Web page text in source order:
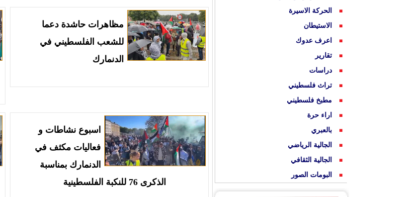
الحركة الاسيرة
الاستيطان
اعرف عدوك
تقارير
دراسات
تراث فلسطيني
مطبخ فلسطيني
اراء حرة
بالعبري
الجالية الرياضي
الجالية الثقافي
البومات الصور
مظاهرات حاشدة دعما
للشعب الفلسطيني في
الدنمارك
اسبوع نشاطات و
فعاليات مكثف في
الدنمارك بمناسبة
الذكرى 76 للنكبة الفلسطينية